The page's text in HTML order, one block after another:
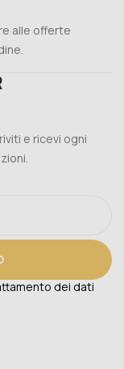
alle offerte
e ricevi ogni
dei dati